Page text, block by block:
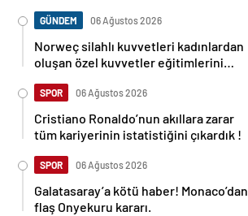
GÜNDEM 06 Ağustos 2026
Norweç silahlı kuvvetleri kadınlardan
oluşan özel kuvvetler eğitimlerini
SPOR 06 Ağustos 2026
Cristiano Ronaldo’nun akıllara zarar
tüm kariyerinin istatistiğini çıkardık !
SPOR 06 Ağustos 2026
Galatasaray’a kötü haber! Monaco’dan
flaş Onyekuru kararı.